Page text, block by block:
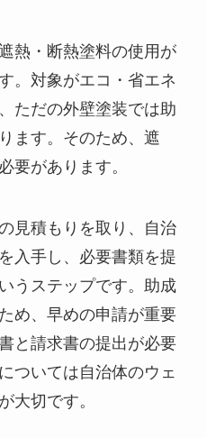
熱・断熱塗料の使用が
。対象がエコ・省エネ
ただの外壁塗装では助
ます。そのため、遮
要があります。
見積もりを取り、自治
入手し、必要書類を提
うステップです。助成
め、早めの申請が重要
と請求書の提出が必要
ついては自治体のウェ
大切です。